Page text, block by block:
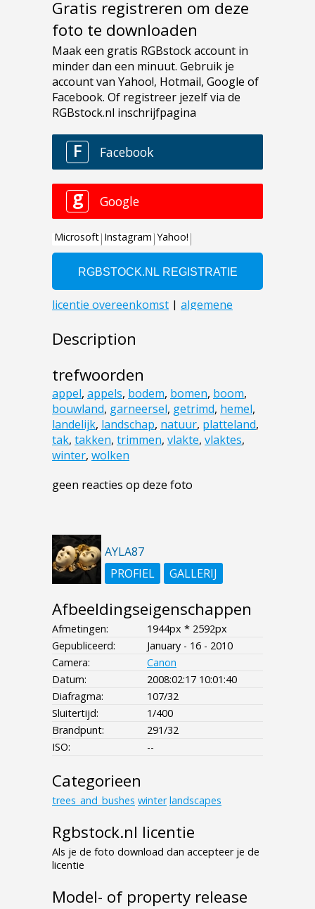
Gratis registreren om deze
foto te downloaden
Description
trefwoorden
appel, appels, bodem, bomen, boom,
bouwland, garneersel, getrimd, hemel,
landelijk, landschap, natuur, platteland,
tak, takken, trimmen, vlakte, vlaktes,
winter, wolken
geen reacties op deze foto
AYLA87
PROFIEL
GALLERIJ
Afbeeldingseigenschappen
Afmetingen:
1944px * 2592px
Gepubliceerd:
January - 16 - 2010
Camera:
Canon
Datum:
2008:02:17 10:01:40
Diafragma:
107/32
Sluitertijd:
1/400
Brandpunt:
291/32
ISO:
--
Categorieen
trees_and_bushes winter landscapes
Rgbstock.nl licentie
Als je de foto download dan accepteer je de
licentie
Model- of property release